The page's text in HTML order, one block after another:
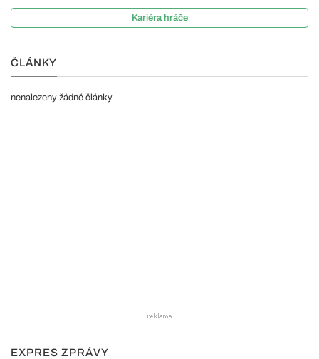
Kariéra hráče
ČLÁNKY
nenalezeny žádné články
EXPRES ZPRÁVY